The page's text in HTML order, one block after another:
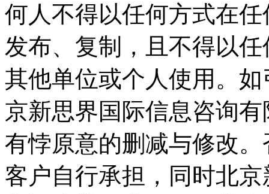
何人不得以任何方式在
发布、复制，且不得以
其他单位或个人使用。
京新思界国际信息咨询
有悖原意的删减与修改
客户自行承担，同时北